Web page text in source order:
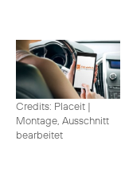
Credits: Placeit |
Montage, Ausschnitt
bearbeitet